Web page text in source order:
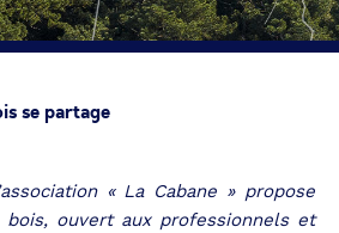
se partage
« La Cabane » propose
ouvert aux professionnels et